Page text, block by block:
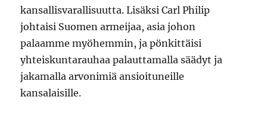
kansallisvarallisuutta. Lisäksi Carl Philip
johtaisi Suomen armeijaa, asia johon
palaamme myöhemmin, ja pönkittäisi
yhteiskuntarauhaa palauttamalla säädyt ja
jakamalla arvonimiä ansioituneille
kansalaisille.